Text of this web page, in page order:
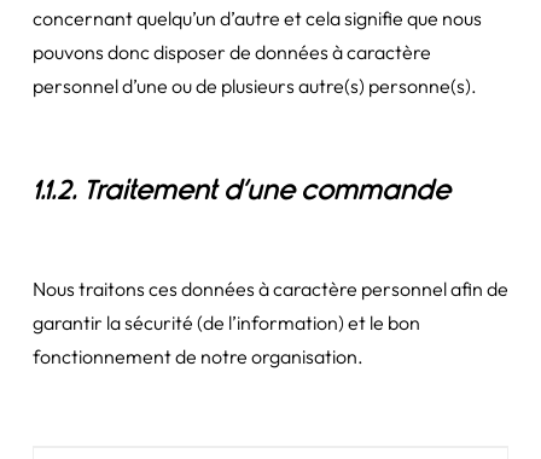
concernant quelqu’un d’autre et cela signifie que nous
pouvons donc disposer de données à caractère
personnel d’une ou de plusieurs autre(s) personne(s).
1.1.2. Traitement d’une commande
Nous traitons ces données à caractère personnel afin de
garantir la sécurité (de l’information) et le bon
fonctionnement de notre organisation.